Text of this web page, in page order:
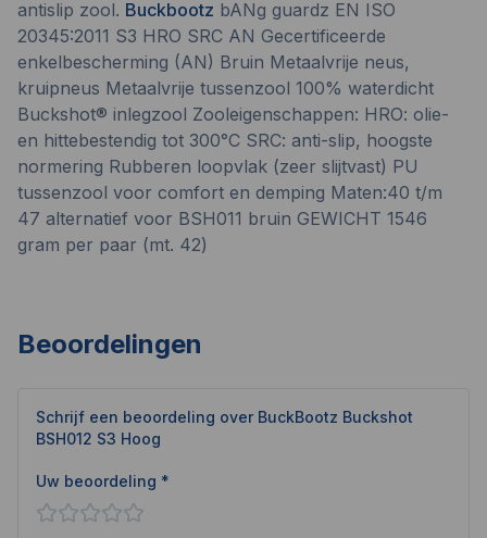
antislip zool. Buckbootz bANg guardz EN ISO
20345:2011 S3 HRO SRC AN Gecertificeerde
enkelbescherming (AN) Bruin Metaalvrije neus,
kruipneus Metaalvrije tussenzool 100% waterdicht
Buckshot® inlegzool Zooleigenschappen: HRO: olie-
en hittebestendig tot 300°C SRC: anti-slip, hoogste
normering Rubberen loopvlak (zeer slijtvast) PU
tussenzool voor comfort en demping Maten:40 t/m
47 alternatief voor BSH011 bruin GEWICHT 1546
gram per paar (mt. 42)
Beoordelingen
Schrijf een beoordeling over BuckBootz Buckshot
BSH012 S3 Hoog
Uw beoordeling *